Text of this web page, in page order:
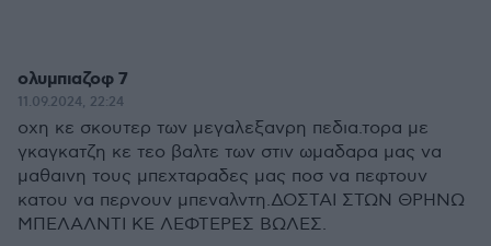
ολυμπιαζοφ 7
11.09.2024, 22:24
οχη κε σκουτερ των μεγαλεξανρη πεδια.τορα με
γκαγκατζη κε τεο βαλτε των στιν ωμαδαρα μας να
μαθαινη τους μπεχταραδες μας ποσ να πεφτουν
κατου να περνουν μπεναλντη.ΔΟΣΤΑΙ ΣΤΩΝ ΘΡΗΝΩ
ΜΠΕΛΑΛΝΤΙ ΚΕ ΛΕΦΤΕΡΕΣ ΒΩΛΕΣ.